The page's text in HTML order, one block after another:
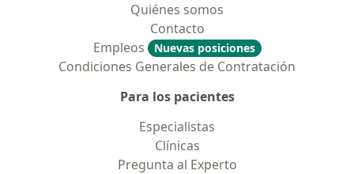
Quiénes somos
Contacto
Empleos
Nuevas posiciones
Condiciones Generales de Contratación
Para los pacientes
Especialistas
Clínicas
Pregunta al Experto